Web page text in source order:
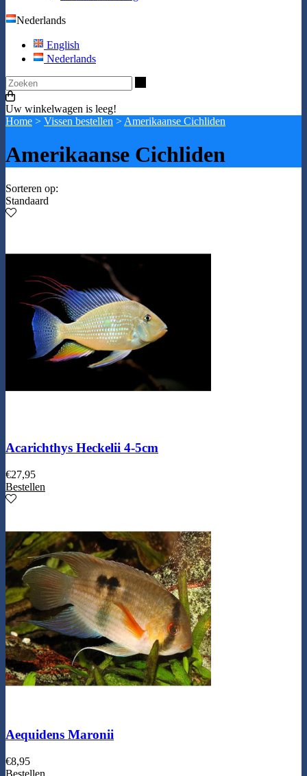
Nederlands
English
Nederlands
Uw winkelwagen is leeg!
Home > Vissen bestellen > Amerikaanse Cichliden
Amerikaanse Cichliden
Sorteren op:
Standaard
Acarichthys Heckelii 4-5cm
€27,95
Bestellen
Aequidens Maronii
€8,95
Bestellen